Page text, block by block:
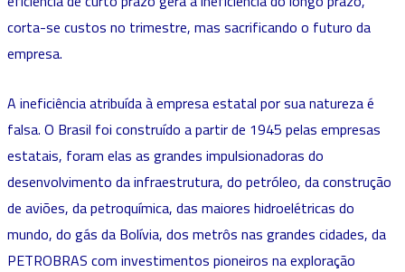
corta-se custos no trimestre, mas sacrificando o futuro da
empresa.
A ineficiência atribuída à empresa estatal por sua natureza é
falsa. O Brasil foi construído a partir de 1945 pelas empresas
estatais, foram elas as grandes impulsionadoras do
desenvolvimento da infraestrutura, do petróleo, da construção
de aviões, da petroquímica, das maiores hidroelétricas do
mundo, do gás da Bolívia, dos metrôs nas grandes cidades, da
PETROBRAS com investimentos pioneiros na exploração